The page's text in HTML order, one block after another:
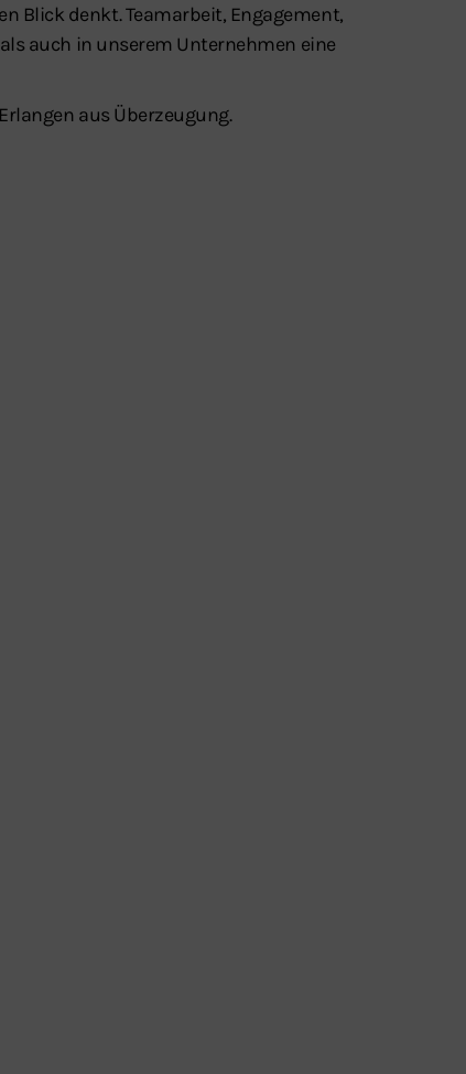
Blick denkt. Teamarbeit, Engagement,
auch in unserem Unternehmen eine
aus Überzeugung.